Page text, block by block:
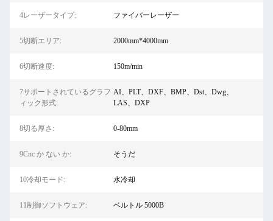
4レーザータイプ: ファイバーレーザー
5切断エリア: 2000mm*4000mm
6切断速度: 150m/min
7サポートされているグラフ
ィック形式:
AI、PLT、DXF、BMP、Dst、Dwg、
LAS、DXP
8切る厚さ: 0-80mm
9Cnc か ない か: そうだ
10冷却モード: 水冷却
11制御ソフトウェア: ベルトル 5000B